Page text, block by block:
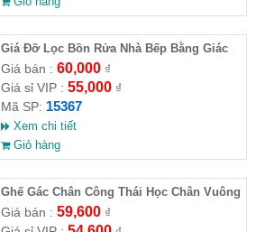
Giá Đỡ Lọc Bồn Rửa Nhà Bếp Bằng Giác
Hút (Kèm 50 Túi Lọc)
Giá bán : 60,000₫
Giá sỉ VIP : 55,000₫
Mã SP: 15367
Xem chi tiết
Giỏ hàng
Ghế Gác Chân Công Thái Học Chân Vuông
Giá bán : 59,600₫